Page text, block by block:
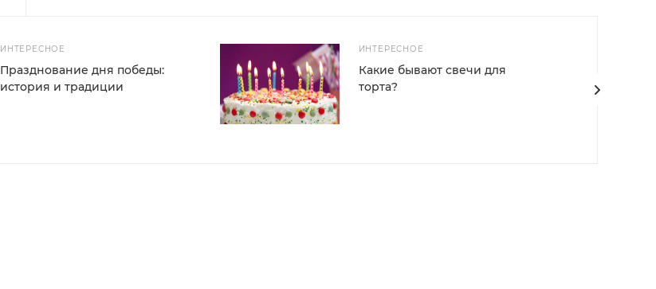
ИНТЕРЕСНОЕ
Празднование дня победы:
история и традиции
ИНТЕРЕСНОЕ
Какие бывают свечи для
торта?